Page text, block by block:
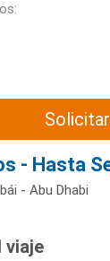
Solicitar
- Hasta
- Abu Dhabi
viaje